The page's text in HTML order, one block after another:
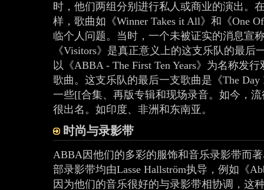
时，他们两组分别进行私人或商业的演出。
样，歌曲如《Winner Takes it All》和《One
临个人问题。当时，一个未被证实的消息宣
《Visitors》是真正意义上的这支乐队的最后
以《ABBA - The First Ten Years》为名称发
歌曲。这支乐队的最后一支歌曲是《The Day
一些[[合集、再版专辑和现场录音。如今，
很出名。如印度、非洲和东南亚。
时尚与录影带
ABBA因他们的多彩的服饰和音乐录影带而
部录影带均由Lasse Hallström执导，例如《
因为他们的音乐很好的与录影带相协调，这